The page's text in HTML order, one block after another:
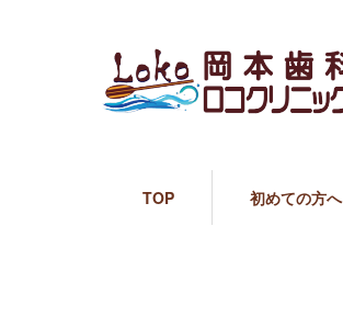
TOP 初めての方へ